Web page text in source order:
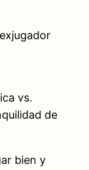
vs.
de
bien y